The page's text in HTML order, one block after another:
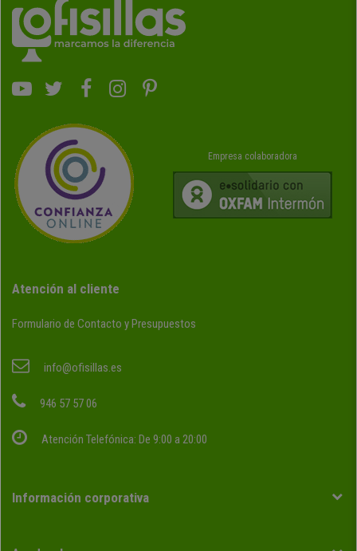
Empresa colaboradora
Atención al cliente
Formulario de Contacto y Presupuestos
info@ofisillas.es
946 57 57 06
Atención Telefónica: De 9:00 a 20:00
Información corporativa